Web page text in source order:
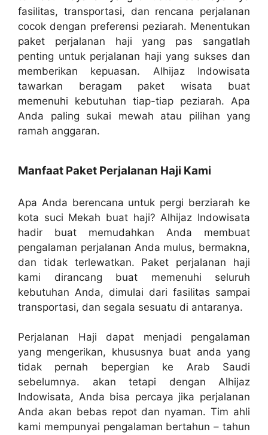
fasilitas, transportasi, dan rencana perjalanan
cocok dengan preferensi peziarah. Menentukan
paket perjalanan haji yang pas sangatlah
penting untuk perjalanan haji yang sukses dan
memberikan kepuasan. Alhijaz Indowisata
tawarkan beragam paket wisata buat
memenuhi kebutuhan tiap-tiap peziarah. Apa
Anda paling sukai mewah atau pilihan yang
ramah anggaran.
Manfaat Paket Perjalanan Haji Kami
Apa Anda berencana untuk pergi berziarah ke
kota suci Mekah buat haji? Alhijaz Indowisata
hadir buat memudahkan Anda membuat
pengalaman perjalanan Anda mulus, bermakna,
dan tidak terlewatkan. Paket perjalanan haji
kami dirancang buat memenuhi seluruh
kebutuhan Anda, dimulai dari fasilitas sampai
transportasi, dan segala sesuatu di antaranya.
Perjalanan Haji dapat menjadi pengalaman
yang mengerikan, khususnya buat anda yang
tidak pernah bepergian ke Arab Saudi
sebelumnya. akan tetapi dengan Alhijaz
Indowisata, Anda bisa percaya jika perjalanan
Anda akan bebas repot dan nyaman. Tim ahli
kami mempunyai pengalaman bertahun – tahun